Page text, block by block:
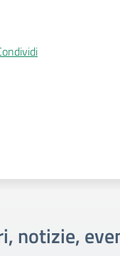
notizie,